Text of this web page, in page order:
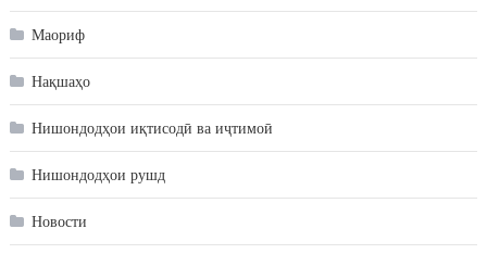
Маориф
Нақшаҳо
Нишондодҳои иқтисодӣ ва иҷтимоӣ
Нишондодҳои рушд
Новости